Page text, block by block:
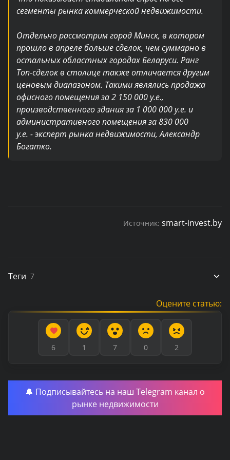
сегменты рынка коммерческой недвижимости.
Отдельно рассмотрим город Минск, в котором
прошло в апреле больше сделок, чем суммарно в
остальных областных городах Беларуси. Ранг
Топ-сделок в столице также отличается другим
ценовым диапазоном. Такими являлись продажа
офисного помещения за 2 150 000 у.е.,
производственного здания за 1 000 000 у.е. и
административного помещения за 830 000
у.е. - эксперт рынка недвижимости, Александр
Богатко.
Источник: smart-invest.by
Теги 7
Оцените статью:
6 1 7 0 2
🔔 Подписывайтесь на наш Telegram канал о
рынке недвижимости